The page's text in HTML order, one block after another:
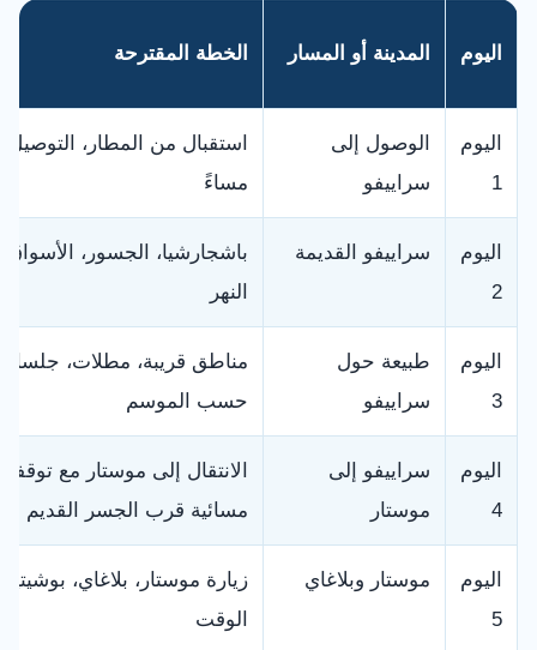
اليوم المدينة أو المسار الخطة المقترحة
اليوم
1
الوصول إلى
سراييفو
استقبال من المطار،
مساءً
اليوم
2
سراييفو القديمة
باشجارشيا، الجسور،
النهر
اليوم
3
طبيعة حول
سراييفو
مناطق قريبة، مطلات، جلسات
حسب الموسم
اليوم
4
سراييفو إلى
موستار
الانتقال إلى موستار مع
مسائية قرب الجسر القديم
اليوم
5
موستار وبلاغاي
زيارة موستار، بلاغاي،
الوقت